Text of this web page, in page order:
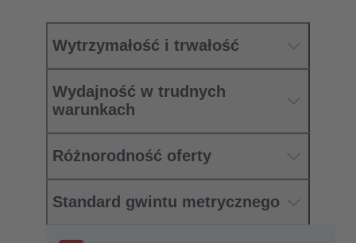
Wytrzymałość i trwałość
Wydajność w trudnych
warunkach
Różnorodność oferty
Standard gwintu metrycznego